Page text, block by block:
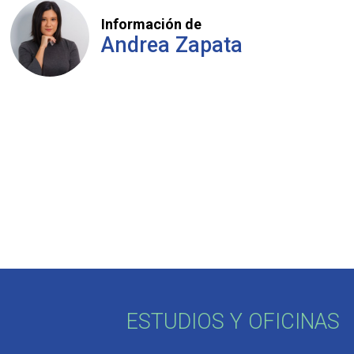
Información de
Andrea Zapata
ESTUDIOS Y OFICINAS